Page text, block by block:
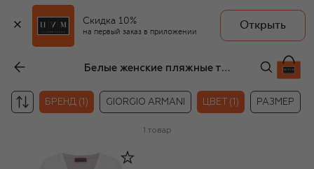
Скидка 10%
на первый заказ в приложении
Открыть
Белые женские пляжные туники Missoni
БРЕНД (1) GIORGIO ARMANI ЦВЕТ (1) РАЗМЕР
1 товар